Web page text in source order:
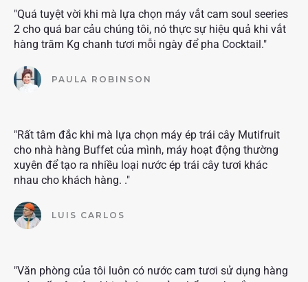
"Quá tuyệt vời khi mà lựa chọn máy vắt cam soul seeries
2 cho quá bar cảu chúng tôi, nó thực sự hiệu quả khi vắt
hàng trăm Kg chanh tươi mỗi ngày để pha Cocktail."
PAULA ROBINSON
"Rất tâm đắc khi mà lựa chọn máy ép trái cây Mutifruit
cho nhà hàng Buffet của mình, máy hoạt động thường
xuyên để tạo ra nhiều loại nước ép trái cây tươi khác
nhau cho khách hàng. ."
LUIS CARLOS
"Văn phòng của tôi luôn có nước cam tươi sử dụng hàng